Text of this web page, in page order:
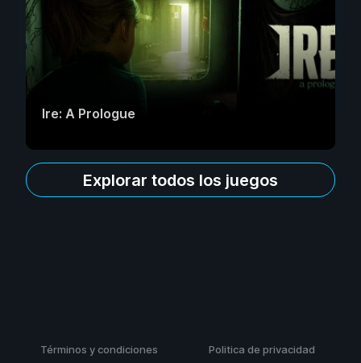
Ire: A Prologue
Explorar todos los juegos
Términos y condiciones Politica de privacidad